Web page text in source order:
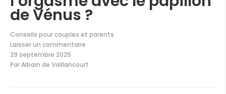
de Vénus ?
Conseils pour couples et parents
Laisser un commentaire
sur
Comment
atteindre
29 septembre 2025
ParAlbain de Vaillancourt